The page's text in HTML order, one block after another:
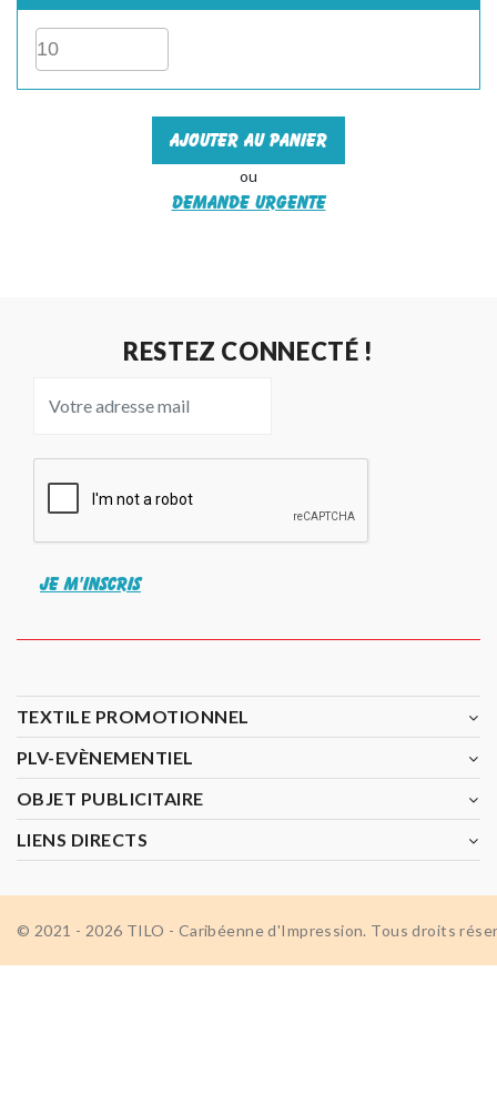
Ajouter au panier
ou
Demande urgente
RESTEZ CONNECTÉ !
JE M'INSCRIS
TEXTILE PROMOTIONNEL
PLV-EVÈNEMENTIEL
OBJET PUBLICITAIRE
LIENS DIRECTS
© 2021 - 2026 TILO - Caribéenne d'Impression. Tous droits